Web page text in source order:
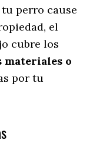
perro cause
el
cubre los
materiales o
por tu